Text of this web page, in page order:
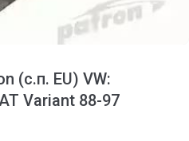
(с.п. EU) VW:
Variant 88-97